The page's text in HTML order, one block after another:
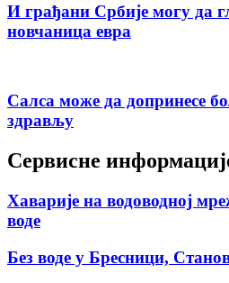
И грађани Србије могу да
новчаница евра
Салса може да допринесе
здрављу
Сервисне
Хаварије на водоводној
воде
Без воде у Бресници,